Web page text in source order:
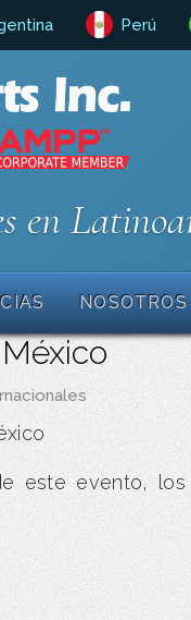
Perú
en
NOSOTROS
este evento, los